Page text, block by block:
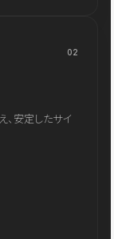
02
、安定したサイ